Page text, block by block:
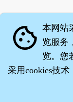
cookie 本网站
览服务
览。您
采用cookies技